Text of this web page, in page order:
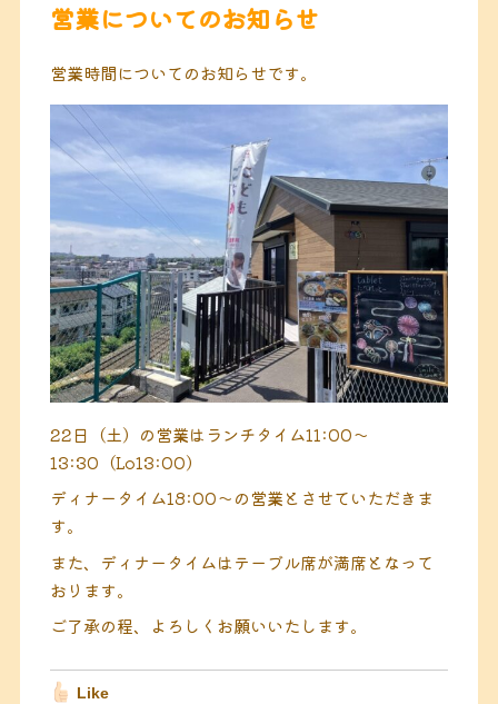
営業についてのお知らせ
営業時間についてのお知らせです。
22日（土）の営業はランチタイム11:00〜
13:30（Lo13:00）
ディナータイム18:00〜の営業とさせていただきま
す。
また、ディナータイムはテーブル席が満席となって
おります。
ご了承の程、よろしくお願いいたします。
Like